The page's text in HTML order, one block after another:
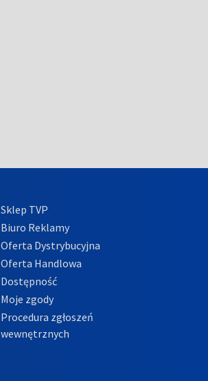
Sklep TVP
Biuro Reklamy
Oferta Dystrybucyjna
Oferta Handlowa
Dostępność
Moje zgody
Procedura zgłoszeń
wewnętrznych